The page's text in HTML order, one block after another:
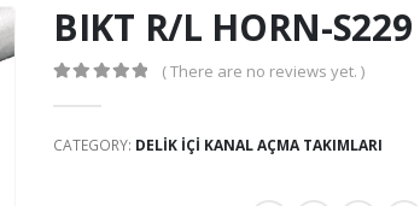
BIKT R/L HORN-S229
( There are no reviews yet. )
CATEGORY: DELIK IÇI KANAL AÇMA TAKIMLARI